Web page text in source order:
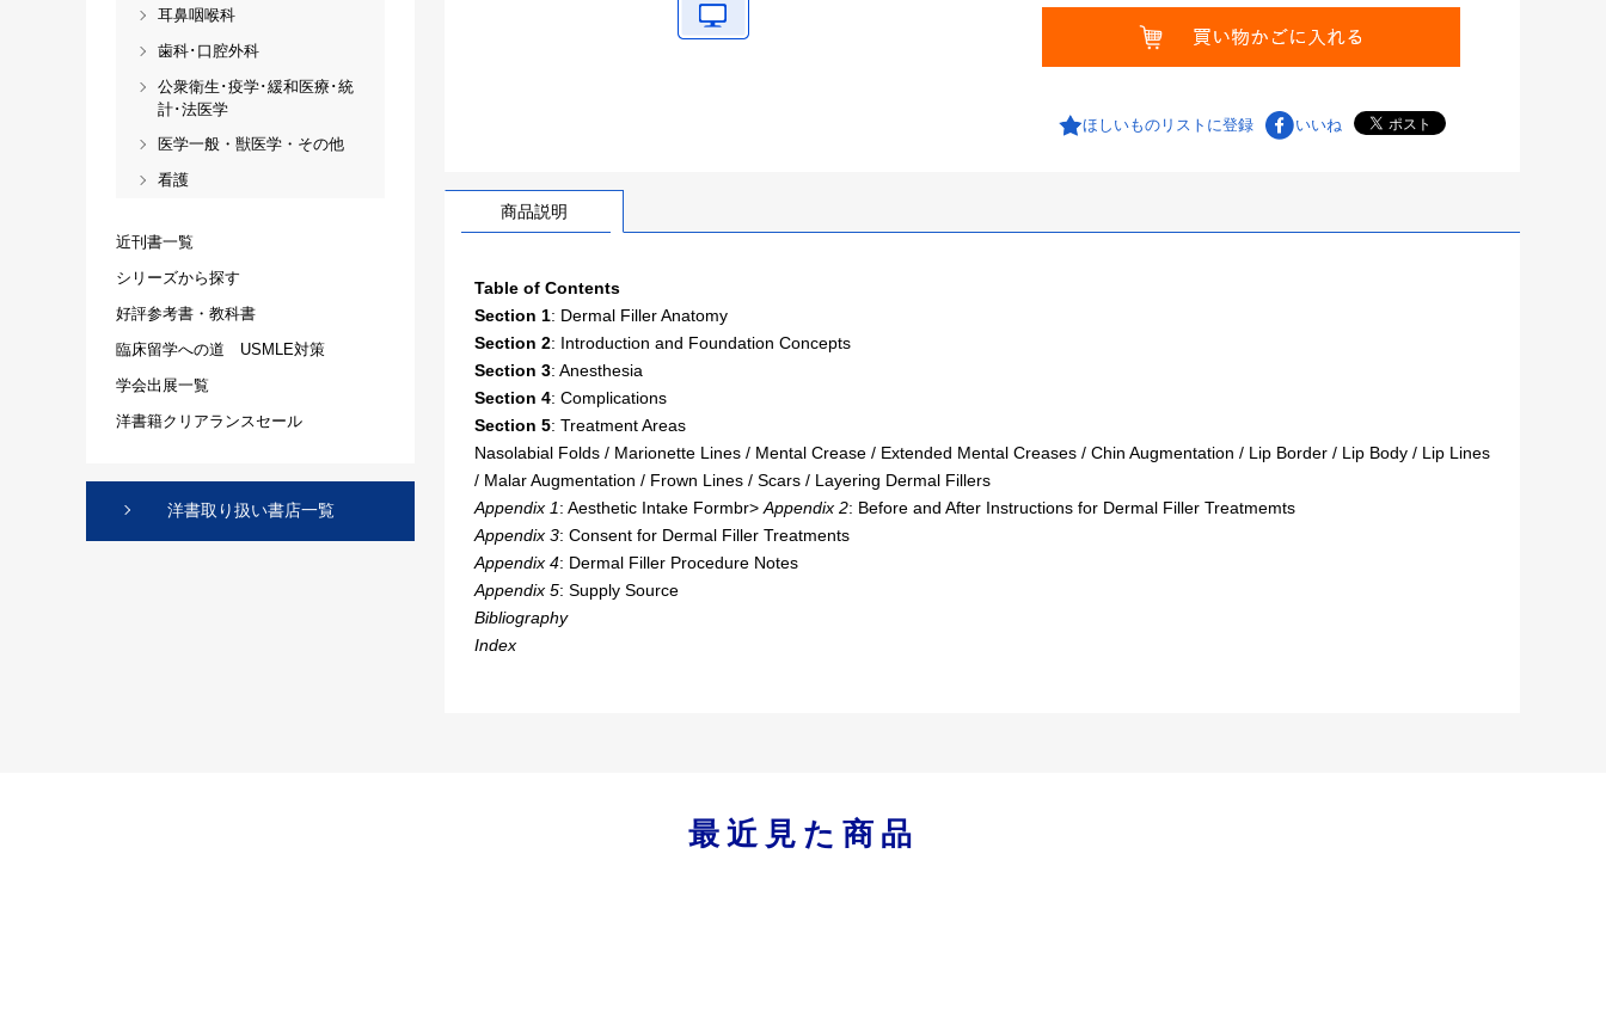
ほしいものリストに登録 いいね
商品説明
Table of Contents
Section 1: Dermal Filler Anatomy
Section 2: Introduction and Foundation Concepts
Section 3: Anesthesia
Section 4: Complications
Section 5: Treatment Areas
Nasolabial Folds / Marionette Lines / Mental Crease / Extended Mental Creases / Chin Augmentation / Lip Border / Lip Body / Lip Lines
/ Malar Augmentation / Frown Lines / Scars / Layering Dermal Fillers
Appendix 1: Aesthetic Intake Formbr> Appendix 2: Before and After Instructions for Dermal Filler Treatmemts
Appendix 3: Consent for Dermal Filler Treatments
Appendix 4: Dermal Filler Procedure Notes
Appendix 5: Supply Source
Bibliography
Index
耳鼻咽喉科
歯科･口腔外科
公衆衛生･疫学･緩和医療･統
計･法医学
医学一般・獣医学・その他
看護
近刊書一覧
シリーズから探す
好評参考書・教科書
臨床留学への道 USMLE対策
学会出展一覧
洋書籍クリアランスセール
洋書取り扱い書店一覧
最近見た商品